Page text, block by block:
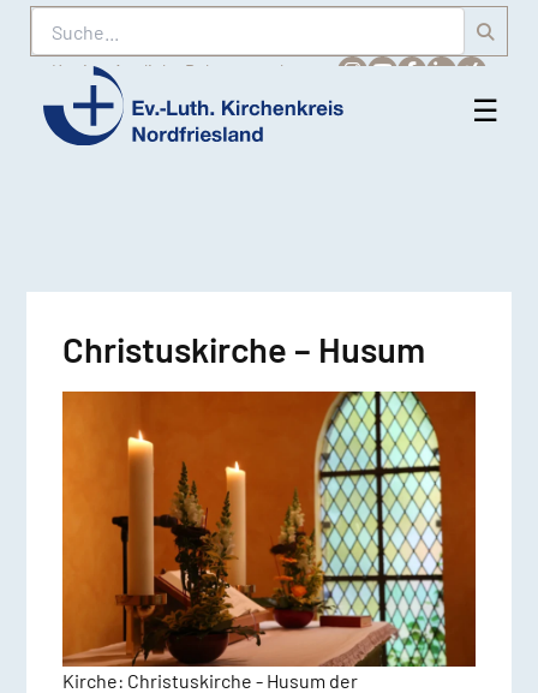
Suche
Karriere Amtliche Bekanntmachungen
Ev.-
☰
Christuskirche – Husum
Kirche: Christuskirche - Husum der